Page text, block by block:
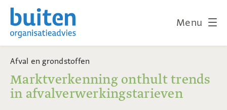
Menu
Afval en grondstoffen
Marktverkenning onthult trends
in afvalverwerkingstarieven